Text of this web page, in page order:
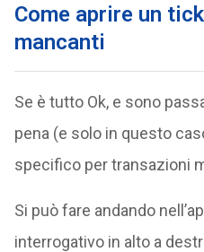
Come aprire un
mancanti
Se è tutto Ok, e sono
pena (e solo in questo
specifico per transazioni
Si può fare andando
interrogativo in alto a